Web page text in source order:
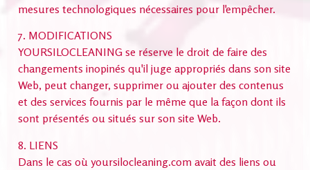
mesures technologiques nécessaires pour l'empêcher.
7. MODIFICATIONS
YOURSILOCLEANING se réserve le droit de faire des
changements inopinés qu'il juge appropriés dans son site
Web, peut changer, supprimer ou ajouter des contenus
et des services fournis par le même que la façon dont ils
sont présentés ou situés sur son site Web.
8. LIENS
Dans le cas où yoursilocleaning.com avait des liens ou